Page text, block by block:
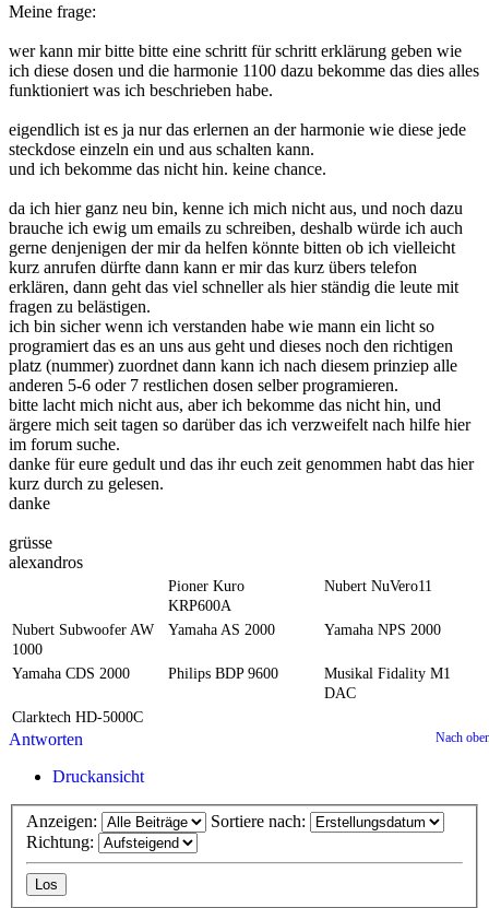
Meine frage:
wer kann mir bitte bitte eine schritt für schritt erklärung geben wie
ich diese dosen und die harmonie 1100 dazu bekomme das dies alles
funktioniert was ich beschrieben habe.
eigendlich ist es ja nur das erlernen an der harmonie wie diese jede
steckdose einzeln ein und aus schalten kann.
und ich bekomme das nicht hin. keine chance.
da ich hier ganz neu bin, kenne ich mich nicht aus, und noch dazu
brauche ich ewig um emails zu schreiben, deshalb würde ich auch
gerne denjenigen der mir da helfen könnte bitten ob ich vielleicht
kurz anrufen dürfte dann kann er mir das kurz übers telefon
erklären, dann geht das viel schneller als hier ständig die leute mit
fragen zu belästigen.
ich bin sicher wenn ich verstanden habe wie mann ein licht so
programiert das es an uns aus geht und dieses noch den richtigen
platz (nummer) zuordnet dann kann ich nach diesem prinziep alle
anderen 5-6 oder 7 restlichen dosen selber programieren.
bitte lacht mich nicht aus, aber ich bekomme das nicht hin, und
ärgere mich seit tagen so darüber das ich verzweifelt nach hilfe hier
im forum suche.
danke für eure gedult und das ihr euch zeit genommen habt das hier
kurz durch zu gelesen.
danke
grüsse
alexandros
Pioner Kuro
KRP600A
Nubert NuVero11
Nubert Subwoofer AW
1000
Yamaha AS 2000 Yamaha NPS 2000
Yamaha CDS 2000 Philips BDP 9600
Musikal Fidality M1
DAC
Clarktech HD-5000C
Nach
Antworten
Druckansicht
Anzeigen:
Sortiere nach:
Richtung: